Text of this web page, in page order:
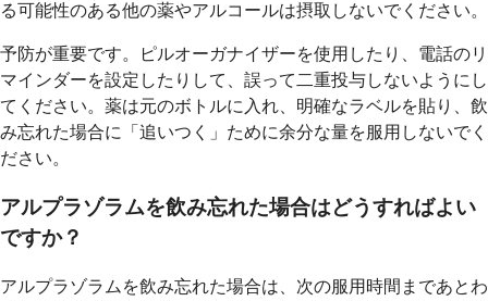
る可能性のある他の薬やアルコールは摂取しないでください。
予防が重要です。ピルオーガナイザーを使用したり、電話のリ
マインダーを設定したりして、誤って二重投与しないようにし
てください。薬は元のボトルに入れ、明確なラベルを貼り、飲
み忘れた場合に「追いつく」ために余分な量を服用しないでく
ださい。
アルプラゾラムを飲み忘れた場合はどうすればよい
ですか？
アルプラゾラムを飲み忘れた場合は、次の服用時間まであとわ